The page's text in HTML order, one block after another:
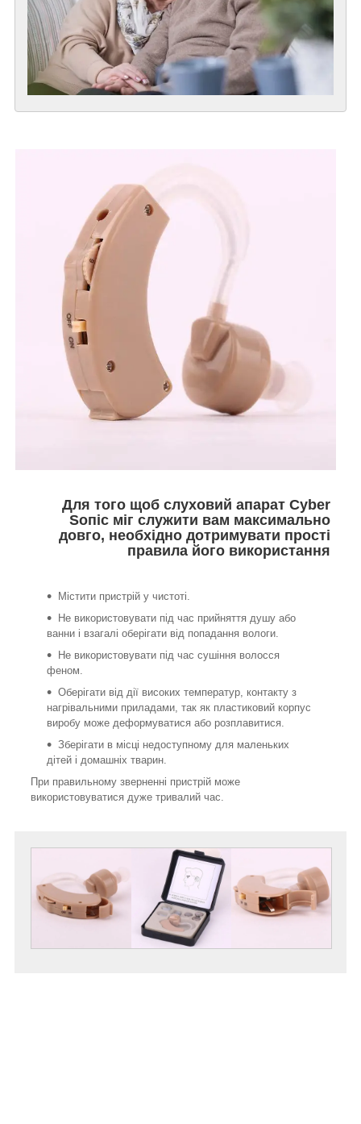
Для того щоб слуховий апарат Cyber
Ѕопіс міг служити вам максимально
довго, необхідно дотримувати прості
правила його використання
Містити пристрій у чистоті.
Не використовувати під час прийняття душу або
ванни і взагалі оберігати від попадання вологи.
Не використовувати під час сушіння волосся
феном.
Оберігати від дії високих температур, контакту з
нагрівальними приладами, так як пластиковий корпус
виробу може деформуватися або розплавитися.
Зберігати в місці недоступному для маленьких
дітей і домашніх тварин.
При правильному зверненні пристрій може
використовуватися дуже тривалий час.